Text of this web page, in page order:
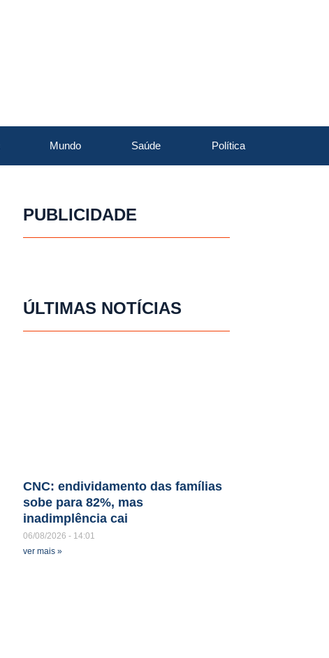
Mundo Saúde Política
PUBLICIDADE
ÚLTIMAS NOTÍCIAS
CNC: endividamento das famílias
sobe para 82%, mas
inadimplência cai
06/08/2026 14:01
ver mais »